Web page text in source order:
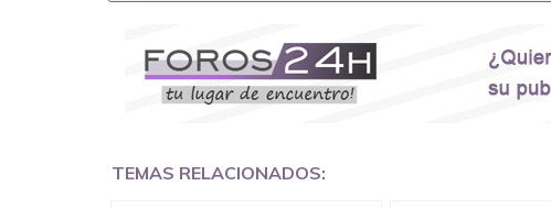
551190476假文凭网上能查到吗551190476 如何拿到国
551190476国外毕业证去哪认证QQ微信551190476找毕
微信551190476快速代办国外毕业证QQ微信551190476
上买文凭可靠吗QQ微信551190476买国外文凭质量QQ
TEMAS RELACIONADOS: